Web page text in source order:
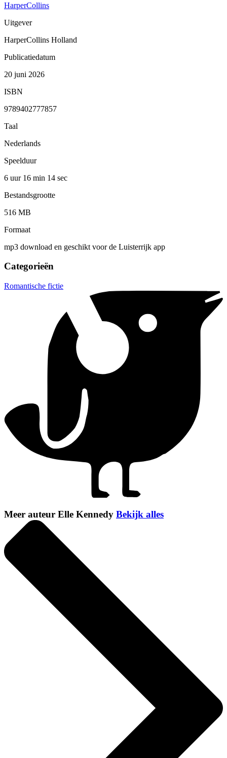
HarperCollins
Uitgever
HarperCollins Holland
Publicatiedatum
20 juni 2026
ISBN
9789402777857
Taal
Nederlands
Speelduur
6 uur 16 min 14 sec
Bestandsgrootte
516 MB
Formaat
mp3 download en geschikt voor de Luisterrijk app
Categorieën
Romantische fictie
Meer auteur Elle Kennedy Bekijk alles